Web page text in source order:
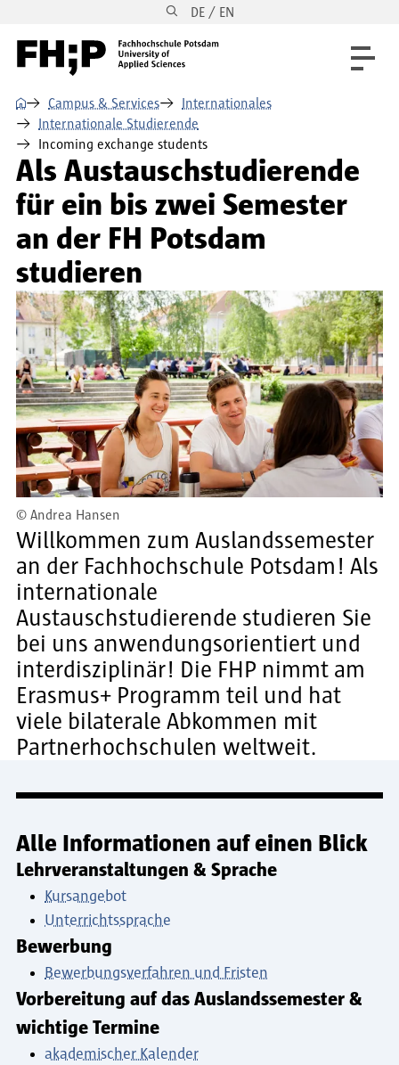
Direkt zur Hauptnavigation DE / EN
⌂ Campus & Services
Internationales
Internationale Studierende
Incoming exchange students
Als Austauschstudierende
für ein bis zwei Semester
an der FH Potsdam
studieren
© Andrea Hansen
Willkommen zum Auslandssemester
an der Fachhochschule Potsdam! Als
internationale
Austauschstudierende studieren Sie
bei uns anwendungsorientiert und
interdisziplinär! Die FHP nimmt am
Erasmus+ Programm teil und hat
viele bilaterale Abkommen mit
Partnerhochschulen weltweit.
Alle Informationen auf einen Blick
Lehrveranstaltungen & Sprache
Kursangebot
Unterrichtssprache
Bewerbung
Bewerbungsverfahren und Fristen
Vorbereitung auf das Auslandssemester &
wichtige Termine
akademischer Kalender